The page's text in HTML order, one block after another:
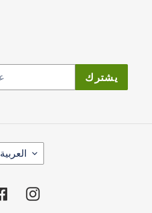
يشترك
العربية
FacebookInstagram